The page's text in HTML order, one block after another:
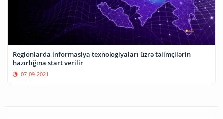
Regionlarda informasiya texnologiyaları üzrə təlimçilərin
hazırlığına start verilir
07-09-2021